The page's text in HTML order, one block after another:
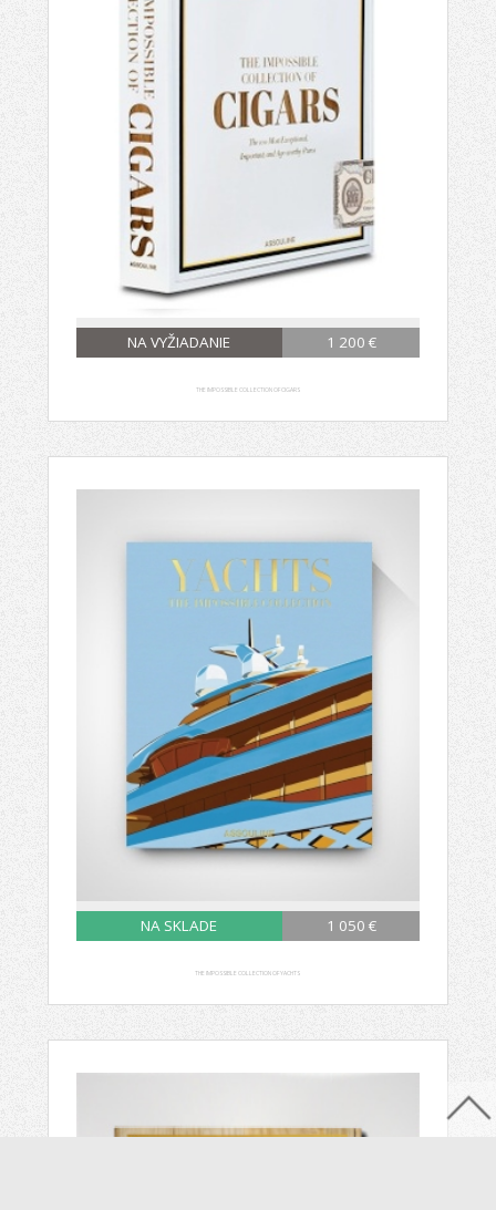
NA VYŽIADANIE 1 200 €
THE IMPOSSIBLE COLLECTION OF CIGARS
NA SKLADE 1 050 €
THE IMPOSSIBLE COLLECTION OF YACHTS